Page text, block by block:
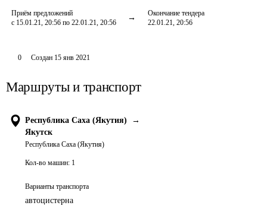
Приём предложений
с 15.01.21, 20:56 по 22.01.21, 20:56
Окончание тендера
22.01.21, 20:56
0 Создан 15 янв 2021
Маршруты и транспорт
Республика Саха (Якутия)
→
Якутск
Республика Саха (Якутия)
Кол-во машин: 1
Варианты транспорта
автоцистерна